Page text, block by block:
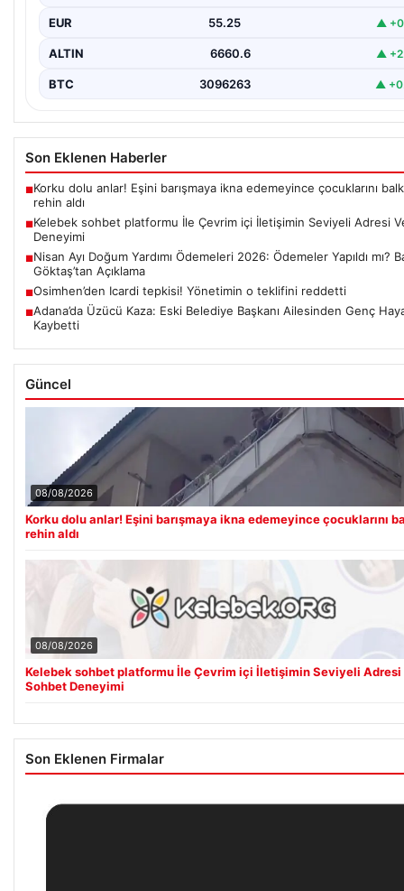
EUR 55.25 ▲
ALTIN 6660.6 ▲
BTC 3096263 ▲
Son Eklenen Haberler
■Korku dolu anlar! Eşini barışmaya ikna edemeyince çocuklarını
rehin aldı
■Kelebek sohbet platformu İle Çevrim içi İletişimin Seviyeli Adresi
Deneyimi
■Nisan Ayı Doğum Yardımı Ödemeleri 2026: Ödemeler Yapıldı mı?
Göktaş’tan Açıklama
■Osimhen’den Icardi tepkisi! Yönetimin o teklifini reddetti
■Adana’da Üzücü Kaza: Eski Belediye Başkanı Ailesinden Genç
Kaybetti
Güncel
08/08/2026
Korku dolu anlar! Eşini barışmaya ikna edemeyince çocuklarını
rehin aldı
08/08/2026
Kelebek sohbet platformu İle Çevrim içi İletişimin Seviyeli Adresi
Sohbet Deneyimi
Son Eklenen Firmalar